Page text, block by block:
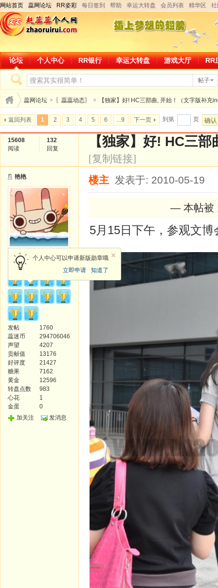
网站首页 蕊网论坛 RR姿彩 每日签到 帮助 幸运大转盘 会员列表 精华区
论坛 个人中心 RR银行 幸运大转盘 游戏大厅 RR
帖子
蕊网论坛 > 〖蕊蕊动态〗 > 【独家】好! HC三部曲, 开始！（文字版补充
返回列表 1 2 3 4 5 6 ...9 下一页 到第 页 确认
15608
阅读
132
回复
【独家】好! HC三
[复制链接]
艳艳
论坛版主
个人中心可以申请新版勋章哦
立即申请
知道了
发帖
1760
蕊迷币
294706046
声望
4207
贡献值
13176
好评度
21427
糖果
7162
黄金
12596
转盘点数
983
心花
1
金蛋
0
加关注
发消息
楼主 发表于: 2010-05-19
— 本帖被
5月15日下午，参观文博